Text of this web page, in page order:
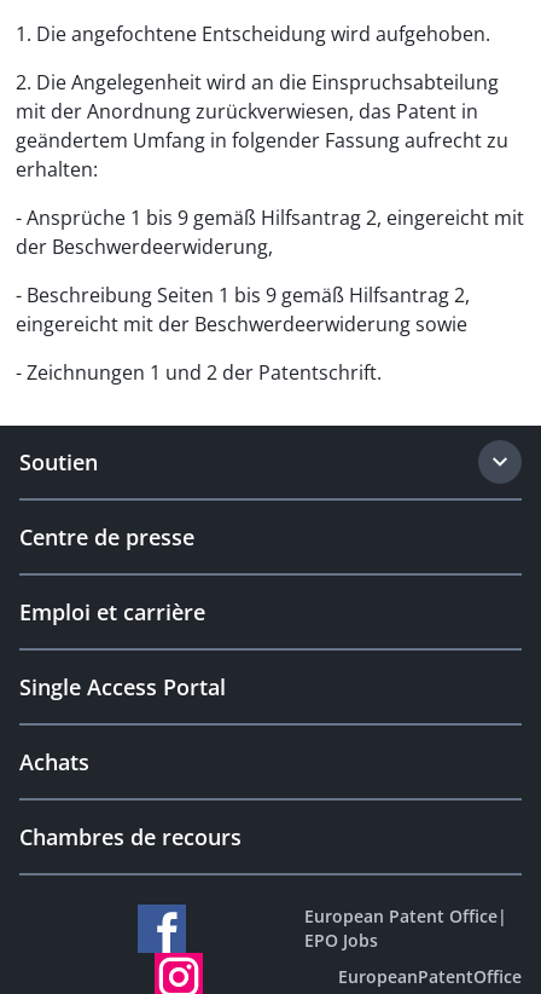
1. Die angefochtene Entscheidung wird aufgehoben.
2. Die Angelegenheit wird an die Einspruchsabteilung
mit der Anordnung zurückverwiesen, das Patent in
geändertem Umfang in folgender Fassung aufrecht zu
erhalten:
- Ansprüche 1 bis 9 gemäß Hilfsantrag 2, eingereicht mit
der Beschwerdeerwiderung,
- Beschreibung Seiten 1 bis 9 gemäß Hilfsantrag 2,
eingereicht mit der Beschwerdeerwiderung sowie
- Zeichnungen 1 und 2 der Patentschrift.
Soutien
Centre de presse
Emploi et carrière
Single Access Portal
Achats
Chambres de recours
European Patent Office|
EPO Jobs
EuropeanPatentOffice